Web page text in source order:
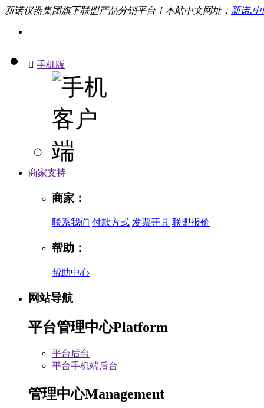
新诺仪器集团旗下联盟产品分销平台！本站中文网址： 新诺.中
 手机版
商家支持
商家：
联系我们 付款方式 发票开具 联盟报价
帮助：
帮助中心
网站导航
平台管理中心Platform
平台后台
平台手机端后台
管理中心Management